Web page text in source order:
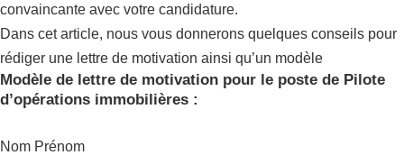
convaincante avec votre candidature.
Dans cet article, nous vous donnerons quelques conseils pour
rédiger une lettre de motivation ainsi qu’un modèle
Modèle de lettre de motivation pour le poste de Pilote
d’opérations immobilières :
Nom Prénom